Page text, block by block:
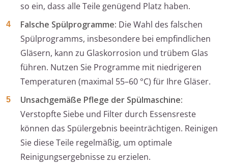
so ein, dass alle Teile genügend Platz haben.
Falsche Spülprogramme: Die Wahl des falschen
Spülprogramms, insbesondere bei empfindlichen
Gläsern, kann zu Glaskorrosion und trübem Glas
führen. Nutzen Sie Programme mit niedrigeren
Temperaturen (maximal 55–60 °C) für Ihre Gläser.
Unsachgemäße Pflege der Spülmaschine:
Verstopfte Siebe und Filter durch Essensreste
können das Spülergebnis beeinträchtigen. Reinigen
Sie diese Teile regelmäßig, um optimale
Reinigungsergebnisse zu erzielen.